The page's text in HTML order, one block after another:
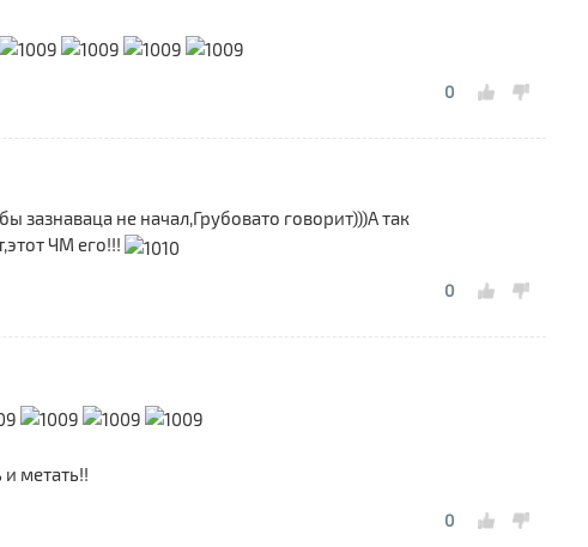
0
зазнаваца не начал,Грубовато говорит)))А так
ЧМ его!!!
0
метать!!
0